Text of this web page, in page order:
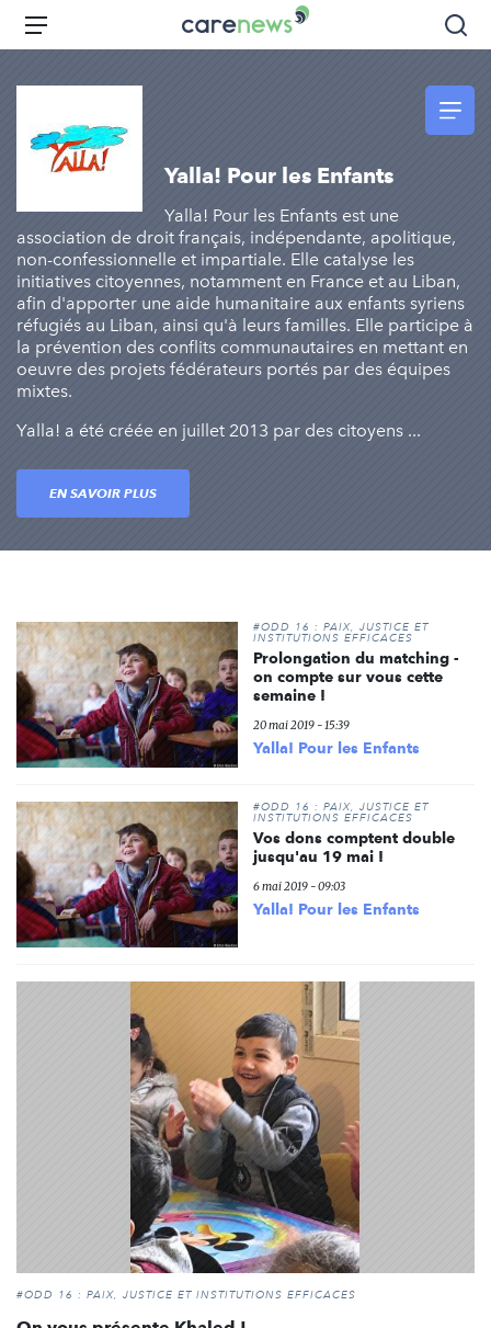
Aller
principal
Carenews,
Le
l'engagement
Menu
Yalla! Pour les Enfants
Yalla! Pour les Enfants est une
association de droit français, indépendante, apolitique,
non-confessionnelle et impartiale. Elle catalyse les
initiatives citoyennes, notamment en France et au Liban,
afin d'apporter une aide humanitaire aux enfants syriens
réfugiés au Liban, ainsi qu'à leurs familles. Elle participe à
la prévention des conflits communautaires en mettant en
oeuvre des projets fédérateurs portés par des équipes
mixtes.
Yalla! a été créée en juillet 2013 par des citoyens ...
EN SAVOIR PLUS
#ODD 16 : PAIX, JUSTICE ET
INSTITUTIONS EFFICACES
Prolongation du matching -
on compte sur vous cette
semaine !
20 mai 2019 - 15:39
Yalla! Pour les Enfants
#ODD 16 : PAIX, JUSTICE ET
INSTITUTIONS EFFICACES
Vos dons comptent double
jusqu'au 19 mai !
6 mai 2019 - 09:03
Yalla! Pour les Enfants
#ODD 16 : PAIX, JUSTICE ET INSTITUTIONS EFFICACES